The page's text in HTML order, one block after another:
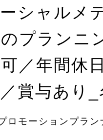
シャルメ
プランニ
／年間休
賞与あり_
ロモーションプラン